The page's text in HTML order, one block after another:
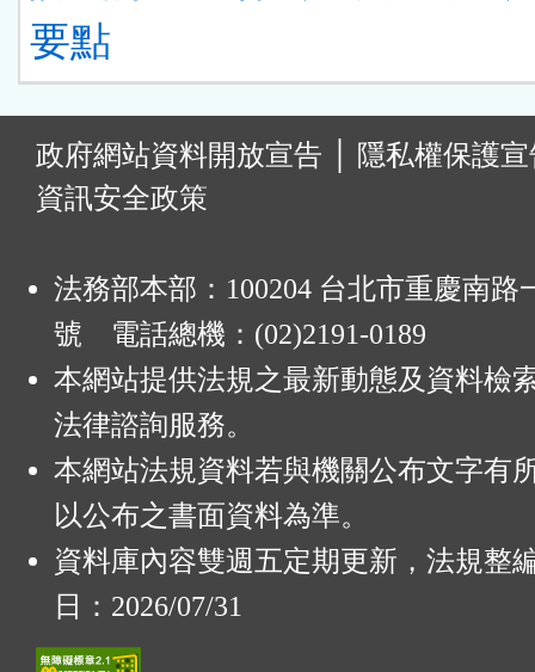
要點
政府網站資料開放宣告
隱私權保護
資訊安全政策
法務部本部：100204 台北市重慶南路
號 電話總機：(02)2191-0189
本網站提供法規之最新動態及資料檢
法律諮詢服務。
本網站法規資料若與機關公布文字有
以公布之書面資料為準。
資料庫內容雙週五定期更新，法規整
日：2026/07/31